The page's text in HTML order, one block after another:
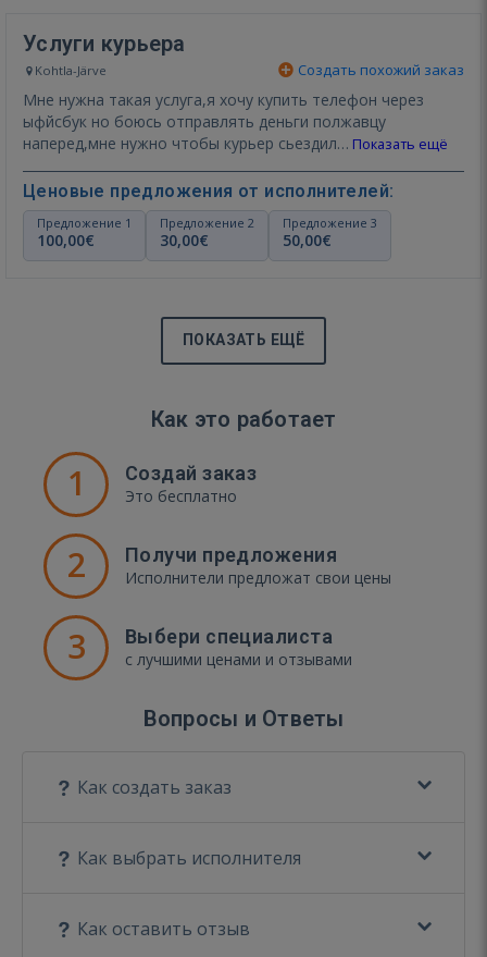
Услуги курьера
Kohtla-Järve Создать похожий заказ
Мне нужна такая услуга,я хочу купить телефон через
ыфйсбук но боюсь отправлять деньги полжавцу
наперед,мне нужно чтобы курьер сьездил… Показать ещё
Ценовые предложения от исполнителей:
Предложение 1
100,00€
Предложение 2
30,00€
Предложение 3
50,00€
ПОКАЗАТЬ ЕЩЁ
Как это работает
1 Создай заказ
Это бесплатно
2 Получи предложения
Исполнители предложат свои цены
3 Выбери специалиста
с лучшими ценами и отзывами
Вопросы и Ответы
Как создать заказ
Как выбрать исполнителя
Как оставить отзыв